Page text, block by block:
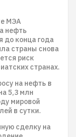
МЭА
нефть
до конца года
страны снова
риск
странах.
на нефть в
5,3 млн
мировой
в сутки.
сделку на